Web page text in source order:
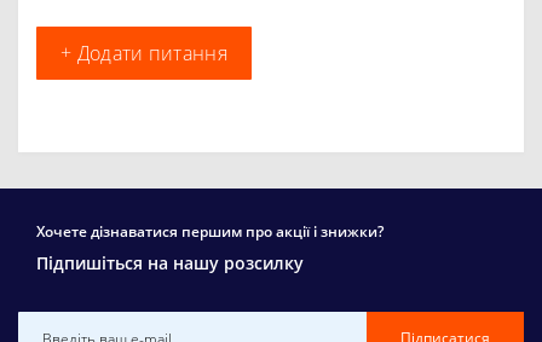
+ Додати питання
Хочете дізнаватися першим про акції і знижки?
Підпишіться на нашу розсилку